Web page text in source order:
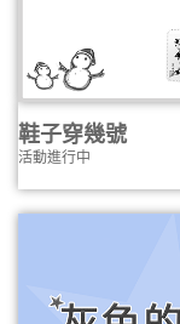
鞋子穿幾號
活動進行中